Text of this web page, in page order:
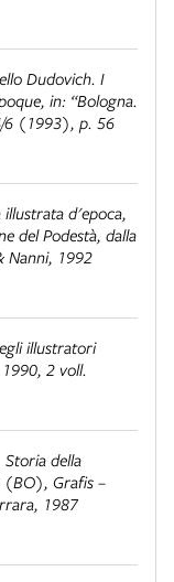
Dudovich. I
, in: “Bologna.
6 (1993), p. 56
illustrata d'epoca,
del Podestà, dalla
Nanni, 1992
illustratori
2 voll.
Storia della
(BO), Grafis –
1987